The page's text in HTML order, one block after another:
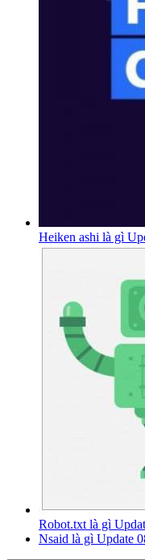
Heiken ashi là gì
Robot.txt là gì
Nsaid là gì Update